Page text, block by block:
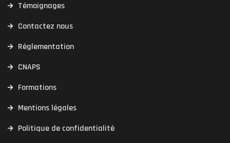
Témoignages
Contactez nous
Réglementation
CNAPS
Formations
Mentions légales
Politique de confidentialité